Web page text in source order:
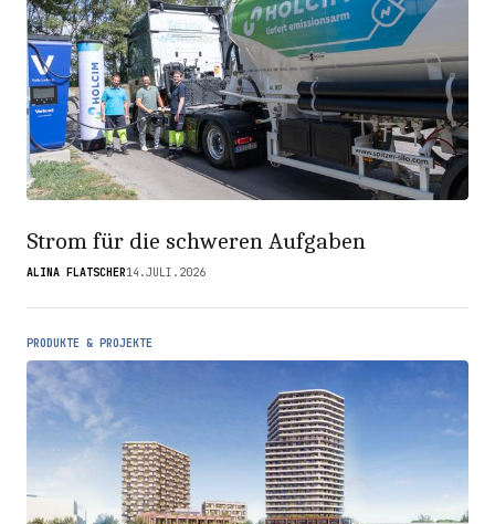
Strom für die schweren Aufgaben
ALINA FLATSCHER14.JULI.2026
PRODUKTE & PROJEKTE